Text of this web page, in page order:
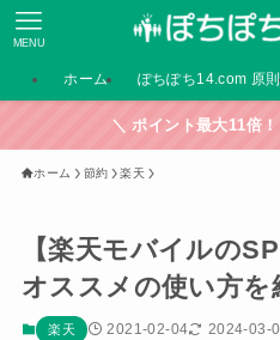
MENU
ホーム ぽちぽち14.com 原則
＼ ポイント最大11倍
ホーム 節約 楽天
【楽天モバイルの
オススメの使い方を
楽天 2021-02-04 2024-03-